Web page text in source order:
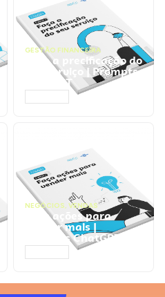
GESTÃO FINANCEIRA
Faça a precificação do
seu serviço | Prompts
ChatGPT
NEGÓCIOS, VENDAS
Faça ações para
vender mais |
Prompts ChatGPT